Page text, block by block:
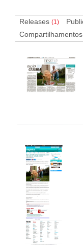
Releases (1)
Compartilhamentos